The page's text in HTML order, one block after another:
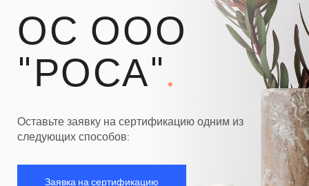
ОС ООО
"РОСА".
Оставьте заявку на сертификацию одним из
следующих способов:
Заявка на сертификацию